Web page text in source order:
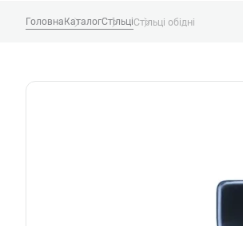
Головна КаталогСтільціСтільці обідні